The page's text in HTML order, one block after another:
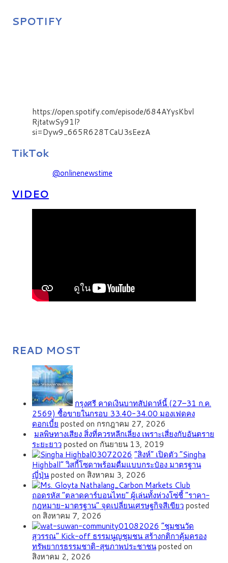
SPOTIFY
https://open.spotify.com/episode/684AYysKbvl
RjtatwSy91l?
si=Dyw9_665R628TCaU3sEezA
TikTok
@onlinenewstime
VIDEO
READ MOST
กรุงศรี คาดเงินบาทสัปดาห์นี้ (27–31 ก.ค.
2569) ซื้อขายในกรอบ 33.40-34.00 มองเฟดคง
ดอกเบี้ย posted on กรกฎาคม 27, 2026
มลพิษทางเสียง สิ่งที่ควรหลีกเลี่ยง เพราะเสี่ยงกับอันตราย
ระยะยาวposted on กันยายน 13, 2019
“สิงห์” เปิดตัว “Singha
Highball” วิสกี้โซดาพร้อมดื่มแบบกระป๋อง มาตรฐาน
ญี่ปุ่นposted on สิงหาคม 3, 2026
ถอดรหัส “ตลาดคาร์บอนไทย” ผู้เล่นทั้งห่วงโซ่ชี้ “ราคา-
กฎหมาย-มาตรฐาน” จุดเปลี่ยนเศรษฐกิจสีเขียวposted
on สิงหาคม 7, 2026
”ชุมชนวัด
สุวรรณ” Kick-off ธรรมนูญชุมชน สร้างกติกาคุ้มครอง
ทรัพยากรธรรมชาติ-สุขภาพประชาชนposted on
สิงหาคม 2, 2026